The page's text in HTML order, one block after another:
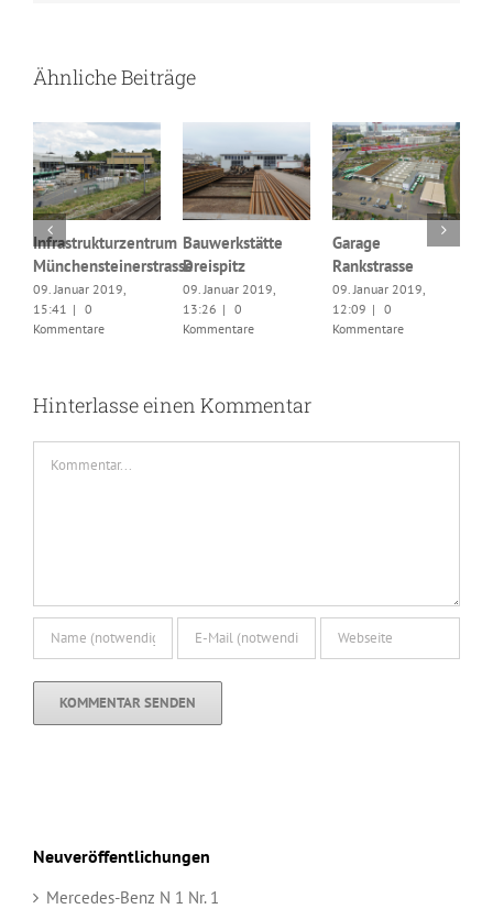
Ähnliche Beiträge
Infrastrukturzentrum
Münchensteinerstrasse
09. Januar 2019,
15:41 | 0
Kommentare
Bauwerkstätte
Dreispitz
09. Januar 2019,
13:26 | 0
Kommentare
Garage
Rankstrasse
09. Januar 2019,
12:09 | 0
Kommentare
Hinterlasse einen Kommentar
Neuveröffentlichungen
Mercedes-Benz N 1 Nr. 1